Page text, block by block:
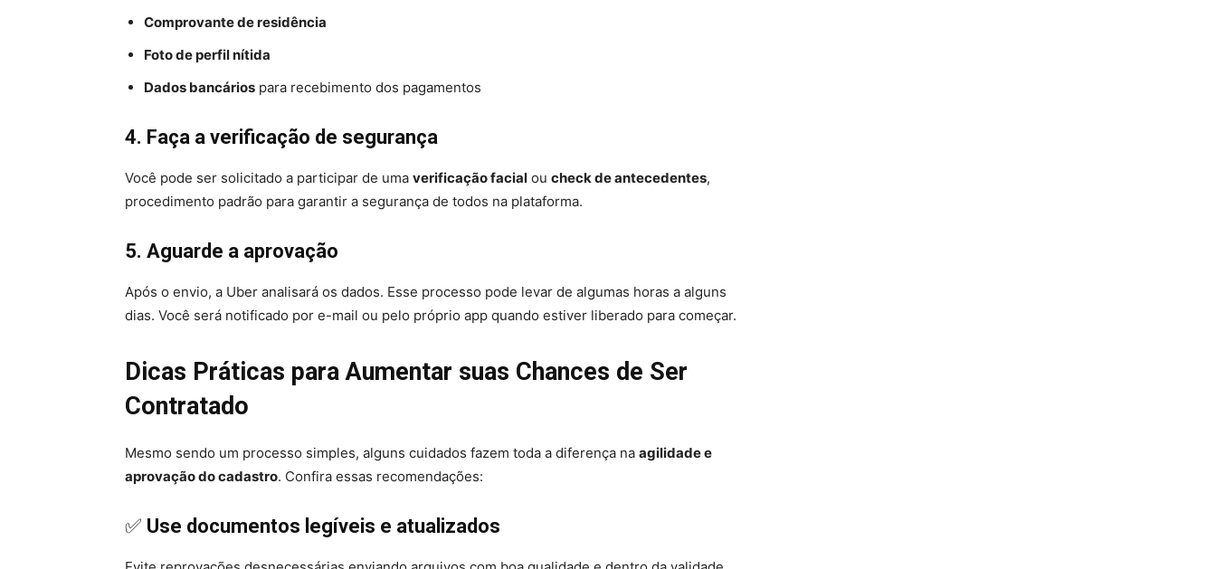
Comprovante de residência
Foto de perfil nítida
Dados bancários para recebimento dos pagamentos
4. Faça a verificação de segurança
Você pode ser solicitado a participar de uma verificação facial ou check de antecedentes,
procedimento padrão para garantir a segurança de todos na plataforma.
5. Aguarde a aprovação
Após o envio, a Uber analisará os dados. Esse processo pode levar de algumas horas a alguns
dias. Você será notificado por e-mail ou pelo próprio app quando estiver liberado para começar.
Dicas Práticas para Aumentar suas Chances de Ser
Contratado
Mesmo sendo um processo simples, alguns cuidados fazem toda a diferença na agilidade e
aprovação do cadastro. Confira essas recomendações:
✅ Use documentos legíveis e atualizados